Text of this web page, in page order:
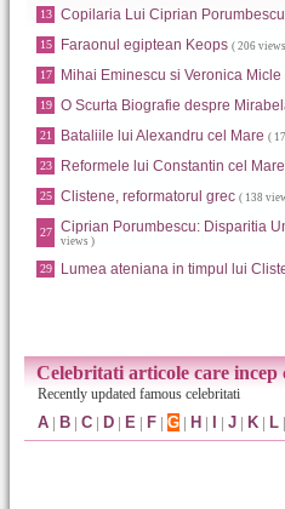
13 Copilaria Lui Ciprian Porumbescu
15 Faraonul egiptean Keops ( 206
17 Mihai Eminescu si Veronica Micle
19 O Scurta Biografie despre
21 Bataliile lui Alexandru cel Mare (
23 Reformele lui Constantin cel Mare
25 Clistene, reformatorul grec ( 138
27 Ciprian Porumbescu: Disparitia
views )
29 Lumea ateniana in timpul lui
Celebritati articole care incep
Recently updated famous celebritati
A | B | C | D | E | F | G | H | | J | K | L |